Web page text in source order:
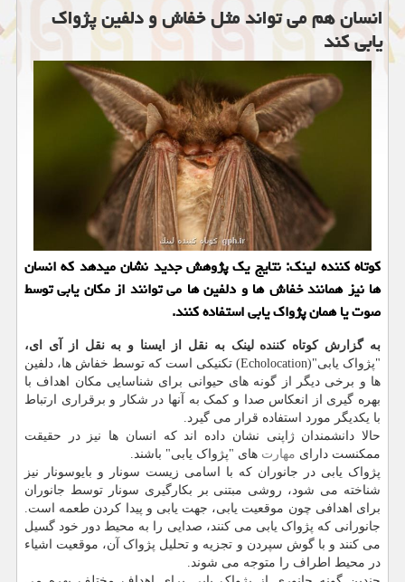
انسان هم می تواند مثل خفاش و دلفین پژواك
یابی كند
کوتاه کننده لینک: نتایج یک پژوهش جدید نشان میدهد که انسان
ها نیز همانند خفاش ها و دلفین ها می توانند از مکان یابی توسط
صوت یا همان پژواک یابی استفاده کنند.
به گزارش کوتاه کننده لینک به نقل از ایسنا و به نقل از آی ای،
"پژواک یابی"(Echolocation) تکنیکی است که توسط خفاش ها، دلفین
ها و برخی دیگر از گونه های حیوانی برای شناسایی مکان اهداف با
بهره گیری از انعکاس صدا و کمک به آنها در شکار و برقراری ارتباط
با یکدیگر مورد استفاده قرار می گیرد.
حالا دانشمندان ژاپنی نشان داده اند که انسان ها نیز در حقیقت
ممکنست دارای مهارت های "پژواک یابی" باشند.
پژواک یابی در جانوران که با اسامی زیست سونار و بایوسونار نیز
شناخته می شود، روشی مبتنی بر بکارگیری سونار توسط جانوران
برای اهدافی چون موقعیت یابی، جهت یابی و پیدا کردن طعمه است.
جانورانی که پژواک یابی می کنند، صدایی را به محیط دور خود گسیل
می کنند و با گوش سپردن و تجزیه و تحلیل پژواک آن، موقعیت اشیاء
در محیط اطراف را متوجه می شوند.